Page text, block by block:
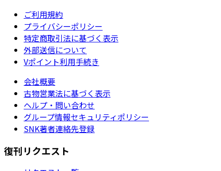
ご利用規約
プライバシーポリシー
特定商取引法に基づく表示
外部送信について
Vポイント利用手続き
会社概要
古物営業法に基づく表示
ヘルプ・問い合わせ
グループ情報セキュリティポリシー
SNK著者連絡先登録
復刊リクエスト